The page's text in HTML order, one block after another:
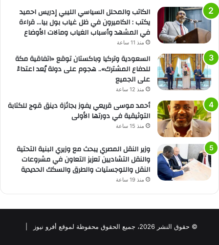
الكاتب والمحلل السياسي الليبي إدريس احميد
يكتب : الكاميرون في ظل غياب بول بيا… قراءة
في المشهد وأسباب الغياب ومآلات الأوضاع
منذ 11 ساعة
السعودية وتركيا وباكستان توقع «اتفاقية مكة
للدفاع المشترك».. هجوم على دولة يُعد اعتداءً
على الجميع
منذ 12 ساعة
أحمد موسى قريعي يفوز بجائزة دينق قوج للكتابة
التوثيقية في دورتها الأولى
منذ 15 ساعة
وزير النقل المصري يبحث مع وزيري البنية التحتية
والنقل التشاديين تعزيز التعاون في مشروعات
النقل واللوجستيات والطرق والسكك الحديدية
منذ 19 ساعة
© حقوق النشر 2026، جميع الحقوق محفوظة لموقع أفرو نيوز |